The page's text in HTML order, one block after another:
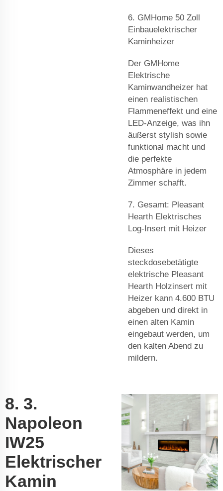
6. GMHome 50 Zoll
Einbauelektrischer
Kaminheizer
Der GMHome
Elektrische
Kaminwandheizer hat
einen realistischen
Flammeneffekt und eine
LED-Anzeige, was ihn
äußerst stylish sowie
funktional macht und
die perfekte
Atmosphäre in jedem
Zimmer schafft.
7. Gesamt: Pleasant
Hearth Elektrisches
Log-Insert mit Heizer
Dieses
steckdosebetätigte
elektrische Pleasant
Hearth Holzinsert mit
Heizer kann 4.600 BTU
abgeben und direkt in
einen alten Kamin
eingebaut werden, um
den kalten Abend zu
mildern.
8. 3.
Napoleon
IW25
Elektrischer
Kamin